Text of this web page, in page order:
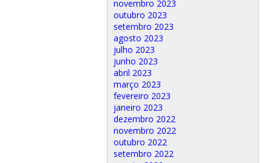
novembro 2023
outubro 2023
setembro 2023
agosto 2023
julho 2023
junho 2023
abril 2023
março 2023
fevereiro 2023
janeiro 2023
dezembro 2022
novembro 2022
outubro 2022
setembro 2022